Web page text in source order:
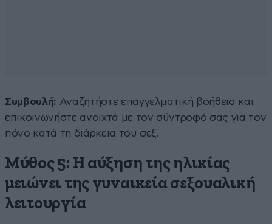
Συμβουλή: Αναζητήστε επαγγελματική βοήθεια και
επικοινωνήστε ανοιχτά με τον σύντροφό σας για τον
πόνο κατά τη διάρκεια του σεξ.
Μύθος 5: Η αύξηση της ηλικίας
μειώνει της γυναικεία σεξουαλική
λειτουργία